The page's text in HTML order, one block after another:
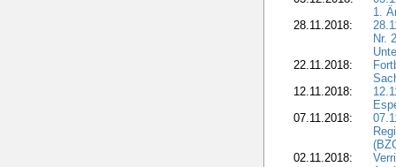
1.
28.11.2018:
Nr.
22.11.2018:
12.11.2018:
07.11.2018:
02.11.2018: